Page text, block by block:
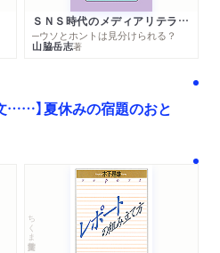
ＳＮＳ時代のメディアリテラシー
─ウソとホントは見分けられる？
山脇岳志著
……】夏休みの宿題のおと
ちくま学芸文庫